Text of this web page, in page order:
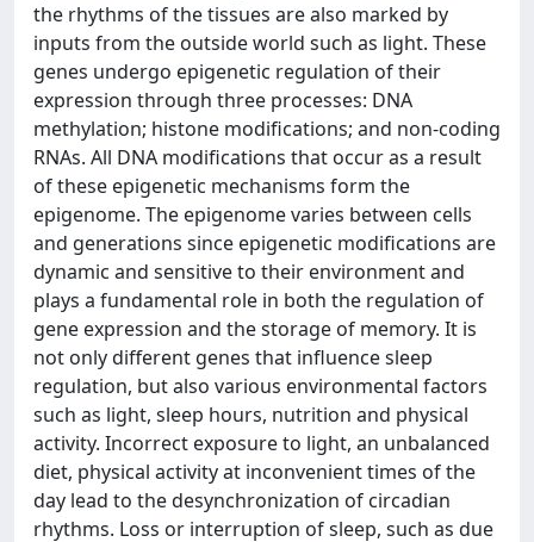
the rhythms of the tissues are also marked by
inputs from the outside world such as light. These
genes undergo epigenetic regulation of their
expression through three processes: DNA
methylation; histone modifications; and non-coding
RNAs. All DNA modifications that occur as a result
of these epigenetic mechanisms form the
epigenome. The epigenome varies between cells
and generations since epigenetic modifications are
dynamic and sensitive to their environment and
plays a fundamental role in both the regulation of
gene expression and the storage of memory. It is
not only different genes that influence sleep
regulation, but also various environmental factors
such as light, sleep hours, nutrition and physical
activity. Incorrect exposure to light, an unbalanced
diet, physical activity at inconvenient times of the
day lead to the desynchronization of circadian
rhythms. Loss or interruption of sleep, such as due